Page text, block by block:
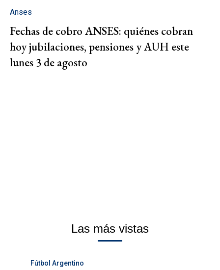
Anses
Fechas de cobro ANSES: quiénes cobran
hoy jubilaciones, pensiones y AUH este
lunes 3 de agosto
Las más vistas
Fútbol Argentino